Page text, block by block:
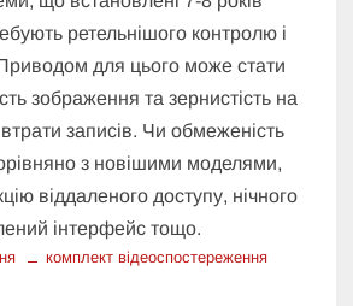
ретельнішого контролю і
Приводом для цього може стати
зображення та зернистість на
втрати записів. Чи обмеженість
з новішими моделями,
віддаленого доступу, нічного
інтерфейс тощо.
комплект відеоспостереження